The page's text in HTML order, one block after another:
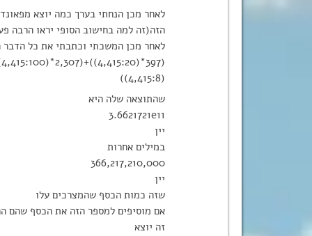
הזה(זה למה בחישוב הסופי יראו הרבה
לאחר מכן המשכתי וכתבתי את כל הדבר
(4,415:8))
שהתוצאה שלה היא
3.6621721e11
יין
במילים אחרות
366,217,210,000
יין
שזה כמות הכסף שהמצרכים עלו
אם מוסיפים למספר הזה את הכסף שהם
זה יוצא